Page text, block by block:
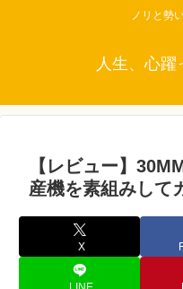
ノリと勢
人生、心躍
【レビュー】
産機を素組みして
X